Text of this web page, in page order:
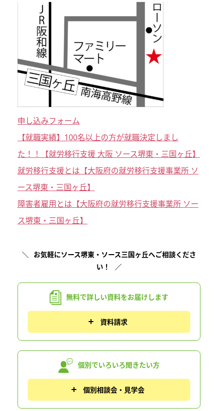
申し込みフォーム
【就職実績】100名以上の方が就職決定しまし
た！！【就労移行支援 大阪 ソース堺東・三国ヶ丘】
就労移行支援とは【大阪府の就労移行支援事業所 ソ
ース堺東・三国ヶ丘】
障害者雇用とは【大阪府の就労移行支援事業所 ソー
ス堺東・三国ヶ丘】
お気軽にソース堺東・ソース三国ヶ丘へご相談くださ
い！
無料で詳しい資料をお届けします
資料請求
個別でいろいろ聞きたい方
個別相談会・見学会